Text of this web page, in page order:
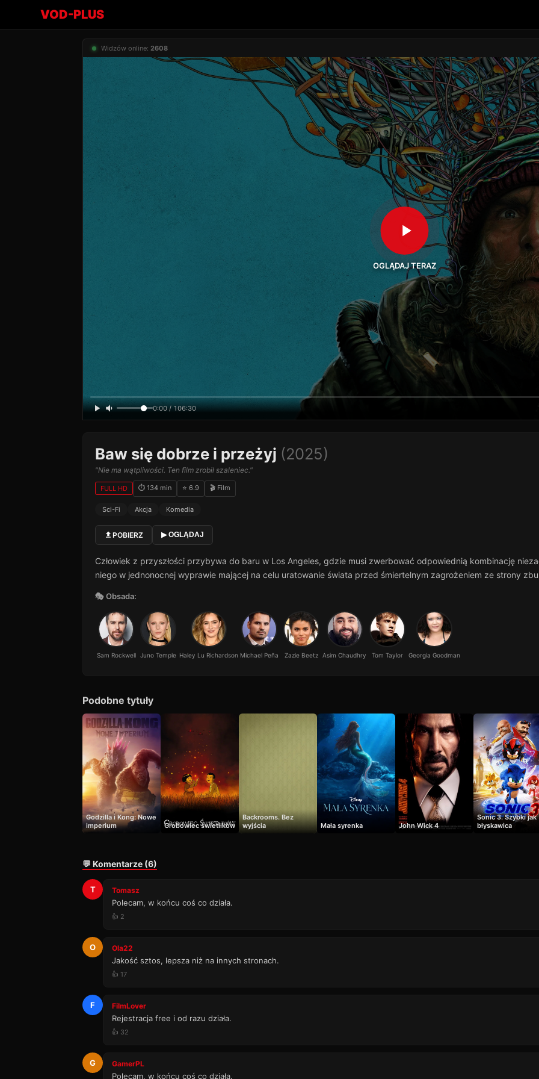
VOD-PLUS
Widzów online: 2608
OGLĄDAJ TERAZ
0:00 / 106:30
Baw się dobrze i przeżyj (2025)
"Nie ma wątpliwości. Ten film zrobił szaleniec."
FULL HD ⏱ 134 min ⭐ 6.9 🎬 Film
Sci-Fi Akcja Komedia
POBIERZ ▶ OGLĄDAJ
Człowiek z przyszłości przybywa do baru w Los Angeles, gdzie musi zwerbować odpowiednią kombinację
niego w jednonocnej wyprawie mającej na celu uratowanie świata przed śmiertelnym zagrożeniem ze strony
🎭 Obsada:
Sam Rockwell Juno Temple Haley Lu Richardson Michael Peña Zazie Beetz Asim Chaudhry Tom Taylor Georgia Goodman
Podobne tytuły
Godzilla i Kong: Nowe
imperium
Grobowiec świetlików
Backrooms. Bez
wyjścia
Mała syrenka John Wick 4
Sonic 3. Szybki jak
błyskawica
💬 Komentarze (6)
T Tomasz
Polecam, w końcu coś co działa.
👍 2
O Ola22
Jakość sztos, lepsza niż na innych stronach.
👍 17
F FilmLover
Rejestracja free i od razu działa.
👍 32
G GamerPL
Polecam, w końcu coś co działa.